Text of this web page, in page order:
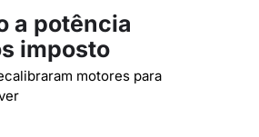
a potência
imposto
motores para